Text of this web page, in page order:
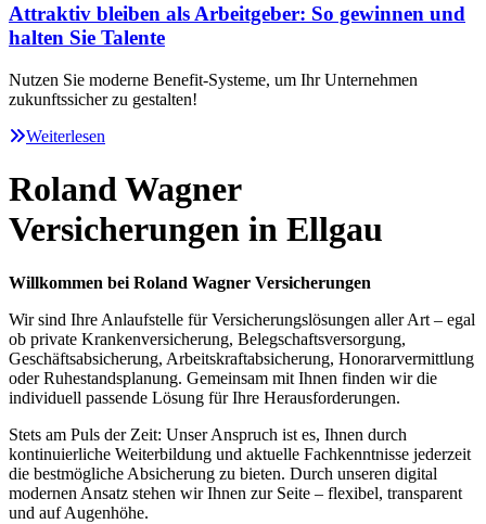
Attraktiv bleiben als Arbeitgeber: So gewinnen und
halten Sie Talente
Nutzen Sie moderne Benefit-Systeme, um Ihr Unternehmen
zukunftssicher zu gestalten!
Weiterlesen
Roland Wagner
Versicherungen in Ellgau
Willkommen bei Roland Wagner Versicherungen
Wir sind Ihre Anlaufstelle für Versicherungslösungen aller Art – egal
ob private Krankenversicherung, Belegschaftsversorgung,
Geschäftsabsicherung, Arbeitskraftabsicherung, Honorarvermittlung
oder Ruhestandsplanung. Gemeinsam mit Ihnen finden wir die
individuell passende Lösung für Ihre Herausforderungen.
Stets am Puls der Zeit: Unser Anspruch ist es, Ihnen durch
kontinuierliche Weiterbildung und aktuelle Fachkenntnisse jederzeit
die bestmögliche Absicherung zu bieten. Durch unseren digital
modernen Ansatz stehen wir Ihnen zur Seite – flexibel, transparent
und auf Augenhöhe.